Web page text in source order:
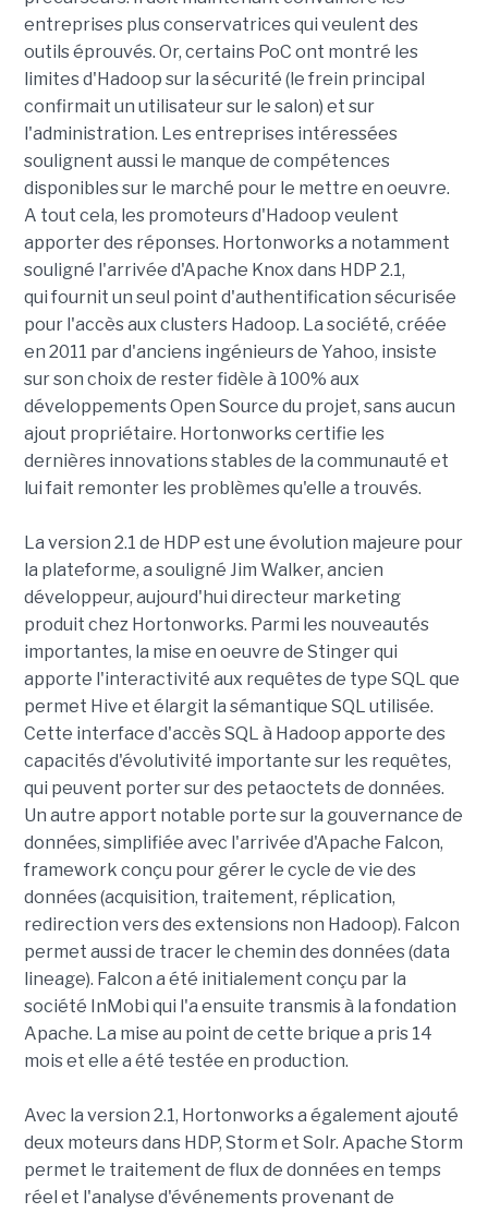
entreprises plus conservatrices qui veulent des
outils éprouvés. Or, certains PoC ont montré les
limites d'Hadoop sur la sécurité (le frein principal
confirmait un utilisateur sur le salon) et sur
l'administration. Les entreprises intéressées
soulignent aussi le manque de compétences
disponibles sur le marché pour le mettre en oeuvre.
A tout cela, les promoteurs d'Hadoop veulent
apporter des réponses. Hortonworks a notamment
souligné l'arrivée d'Apache Knox dans HDP 2.1,
qui fournit un seul point d'authentification sécurisée
pour l'accès aux clusters Hadoop. La société, créée
en 2011 par d'anciens ingénieurs de Yahoo, insiste
sur son choix de rester fidèle à 100% aux
développements Open Source du projet, sans aucun
ajout propriétaire. Hortonworks certifie les
dernières innovations stables de la communauté et
lui fait remonter les problèmes qu'elle a trouvés.
La version 2.1 de HDP est une évolution majeure pour
la plateforme, a souligné Jim Walker, ancien
développeur, aujourd'hui directeur marketing
produit chez Hortonworks. Parmi les nouveautés
importantes, la mise en oeuvre de Stinger qui
apporte l'interactivité aux requêtes de type SQL que
permet Hive et élargit la sémantique SQL utilisée.
Cette interface d'accès SQL à Hadoop apporte des
capacités d'évolutivité importante sur les requêtes,
qui peuvent porter sur des petaoctets de données.
Un autre apport notable porte sur la gouvernance de
données, simplifiée avec l'arrivée d'Apache Falcon,
framework conçu pour gérer le cycle de vie des
données (acquisition, traitement, réplication,
redirection vers des extensions non Hadoop). Falcon
permet aussi de tracer le chemin des données (data
lineage). Falcon a été initialement conçu par la
société InMobi qui l'a ensuite transmis à la fondation
Apache. La mise au point de cette brique a pris 14
mois et elle a été testée en production.
Avec la version 2.1, Hortonworks a également ajouté
deux moteurs dans HDP, Storm et Solr. Apache Storm
permet le traitement de flux de données en temps
réel et l'analyse d'événements provenant de